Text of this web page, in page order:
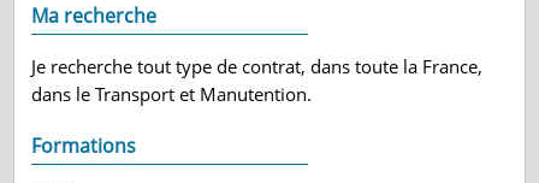
Ma recherche
Je recherche tout type de contrat, dans toute la France,
dans le Transport et Manutention.
Formations